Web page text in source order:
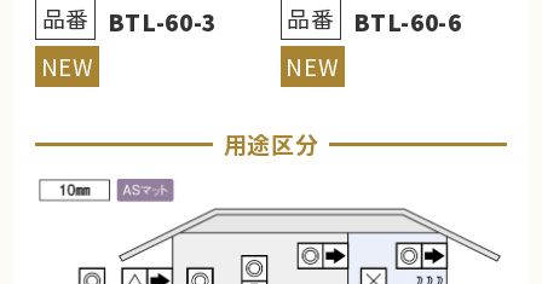
品番
BTL-60-3
NEW
品番
BTL-60-6
NEW
用途区分